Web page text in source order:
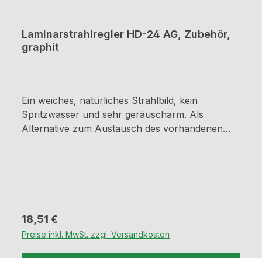
Laminarstrahlregler HD-24 AG, Zubehör,
graphit
Ein weiches, natürliches Strahlbild, kein
Spritzwasser und sehr geräuscharm. Als
Alternative zum Austausch des vorhandenen
Regulärer Preis:
18,51 €
Preise inkl. MwSt. zzgl. Versandkosten